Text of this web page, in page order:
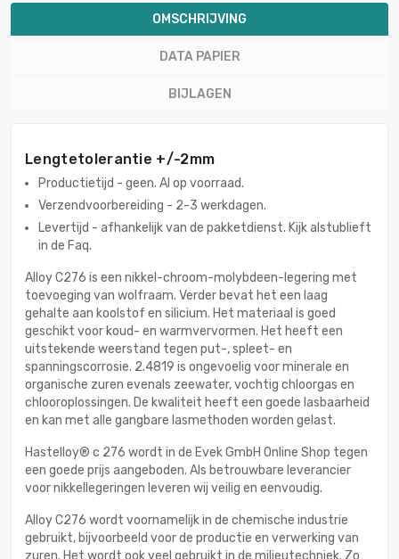
OMSCHRIJVING
DATA PAPIER
BIJLAGEN
Lengtetolerantie +/-2mm
Productietijd - geen. Al op voorraad.
Verzendvoorbereiding - 2-3 werkdagen.
Levertijd - afhankelijk van de pakketdienst. Kijk alstublieft
in de Faq.
Alloy C276 is een nikkel-chroom-molybdeen-legering met
toevoeging van wolfraam. Verder bevat het een laag
gehalte aan koolstof en silicium. Het materiaal is goed
geschikt voor koud- en warmvervormen. Het heeft een
uitstekende weerstand tegen put-, spleet- en
spanningscorrosie. 2.4819 is ongevoelig voor minerale en
organische zuren evenals zeewater, vochtig chloorgas en
chlooroplossingen. De kwaliteit heeft een goede lasbaarheid
en kan met alle gangbare lasmethoden worden gelast.
Hastelloy® c 276 wordt in de Evek GmbH Online Shop tegen
een goede prijs aangeboden. Als betrouwbare leverancier
voor nikkellegeringen leveren wij veilig en eenvoudig.
Alloy C276 wordt voornamelijk in de chemische industrie
gebruikt, bijvoorbeeld voor de productie en verwerking van